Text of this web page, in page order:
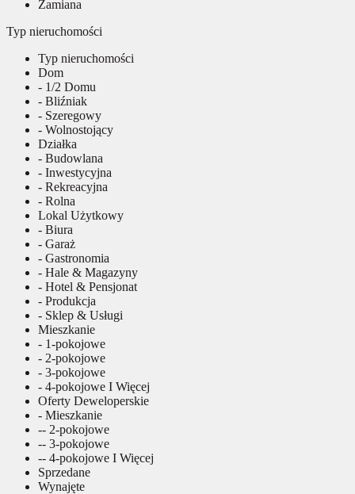
Zamiana
Typ nieruchomości
Typ nieruchomości
Dom
- 1/2 Domu
- Bliźniak
- Szeregowy
- Wolnostojący
Działka
- Budowlana
- Inwestycyjna
- Rekreacyjna
- Rolna
Lokal Użytkowy
- Biura
- Garaż
- Gastronomia
- Hale & Magazyny
- Hotel & Pensjonat
- Produkcja
- Sklep & Usługi
Mieszkanie
- 1-pokojowe
- 2-pokojowe
- 3-pokojowe
- 4-pokojowe I Więcej
Oferty Deweloperskie
- Mieszkanie
-- 2-pokojowe
-- 3-pokojowe
-- 4-pokojowe I Więcej
Sprzedane
Wynajęte